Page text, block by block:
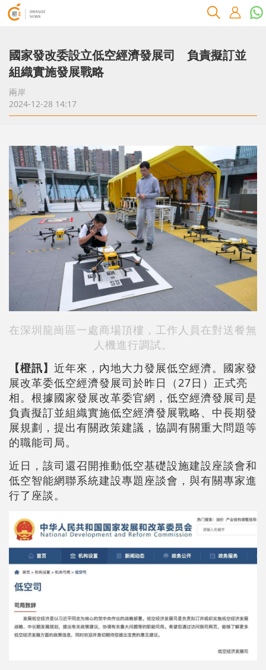
國家發改委設立低空經濟發展司 負責擬訂並
組織實施發展戰略
兩岸
2024-12-28 14:17
在深圳龍崗區一處商場頂樓，工作人員在對送餐無
人機進行調試。
【橙訊】 近年來，內地大力發展低空經濟。國家發
展改革委低空經濟發展司於昨日（27日）正式亮
相。根據國家發展改革委官網，低空經濟發展司是
負責擬訂並組織實施低空經濟發展戰略、中長期發
展規劃，提出有關政策建議，協調有關重大問題等
的職能司局。
近日，該司還召開推動低空基礎設施建設座談會和
低空智能網聯系統建設專題座談會，與有關專家進
行了座談。